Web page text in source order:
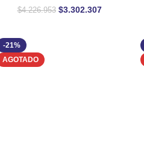
$4.226.953 $3.302.307
-21%
AGOTADO